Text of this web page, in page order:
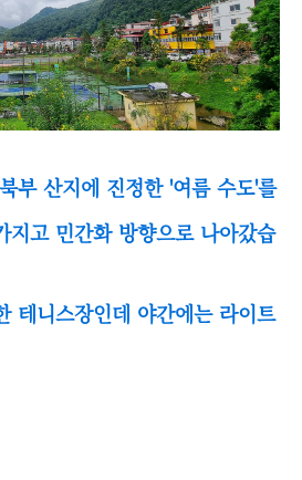
부 산지에 진정한 '여름 수도'를
지고 민간화 방향으로 나아갔습
테니스장인데 야간에는 라이트